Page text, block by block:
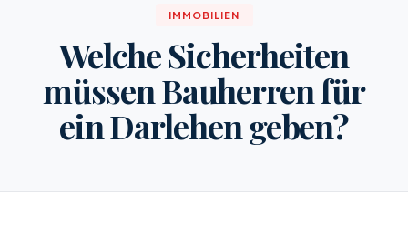
IMMOBILIEN
Welche Sicherheiten
müssen Bauherren für
ein Darlehen geben?